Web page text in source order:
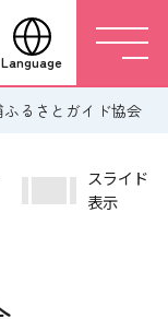
Language
ふるさとガイド協会
スライド
表示